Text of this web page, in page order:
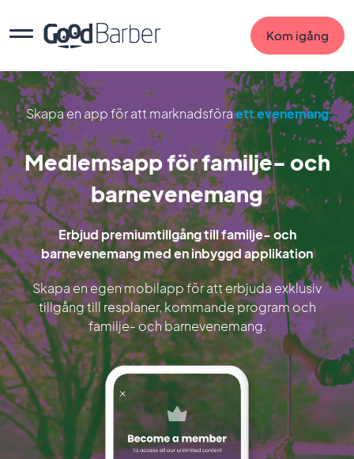
Kom igång
Skapa en app för att marknadsföraett evenemang
Medlemsapp för familje- och
barnevenemang
Erbjud premiumtillgång till familje- och
barnevenemang med en inbyggd applikation
Skapa en egen mobilapp för att erbjuda exklusiv
tillgång till resplaner, kommande program och
familje- och barnevenemang.